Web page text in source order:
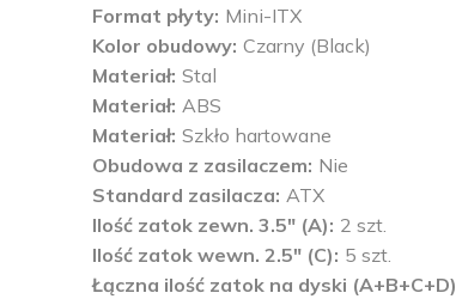
Format płyty Mini-ITX
Kolor obudowy Czarny (Black)
Materiał Stal
Materiał ABS
Materiał Szkło hartowane
Obudowa z zasilaczem Nie
Standard zasilacza ATX
Ilość zatok zewn. 3.5" (A) 2 szt.
Ilość zatok wewn. 2.5" (C) 5 szt.
Łączna ilość zatok na dyski (A+B+C+D)